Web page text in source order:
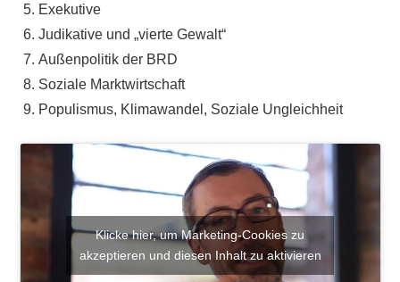
Exekutive
Judikative und „vierte Gewalt“
Außenpolitik der BRD
Soziale Marktwirtschaft
Populismus, Klimawandel, Soziale Ungleichheit
Klicke hier, um Marketing-Cookies zu
akzeptieren und diesen Inhalt zu aktivieren